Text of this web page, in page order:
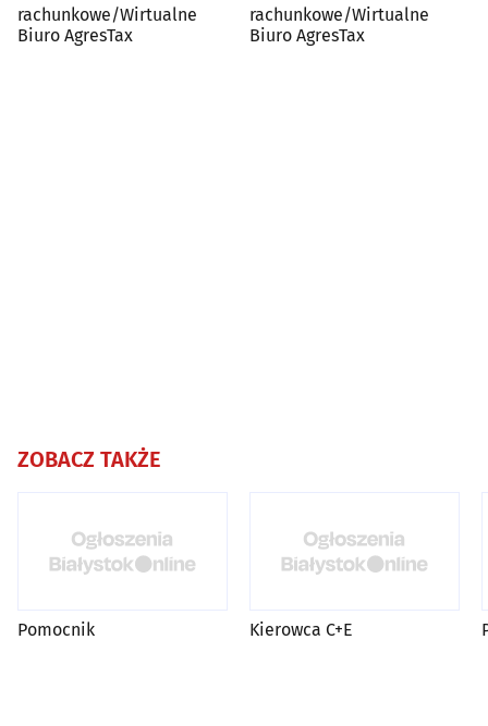
rachunkowe/Wirtualne
Biuro AgresTax
rachunkowe/Wirtualne
Biuro AgresTax
ZOBACZ TAKŻE
Pomocnik Kierowca C+E